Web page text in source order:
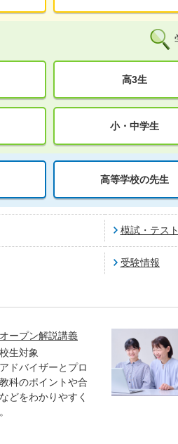
高3生
小・中学生
高等学校の先生
模試・テスト
受験情報
ープン解説講義
生対象
ドバイザーとプロ
科のポイントや合
どをわかりやすく